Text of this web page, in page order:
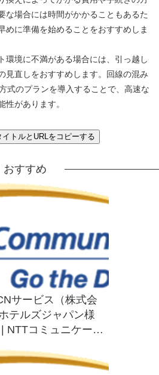
な場合には時間がかかることもあるた
めに準備を始めることをおすすめしま
環境に不満がある場合には、引っ越し
見直しをおすすめします。回線の混み
式のプランを導入することで、高速な
性があります。
イトルとURLをコピーする
おすすめ
サービス（株式会
テルズジャパン様
NTTコミュニケーシ